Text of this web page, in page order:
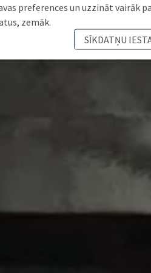
preferences un uzzināt vairāk
zemāk.
SĪKDATŅU